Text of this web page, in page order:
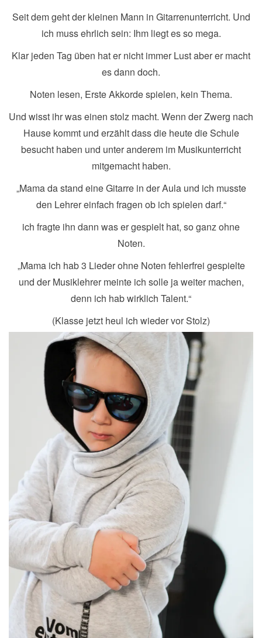
Seit dem geht der kleinen Mann in Gitarrenunterricht. Und
ich muss ehrlich sein: Ihm liegt es so mega.
Klar jeden Tag üben hat er nicht immer Lust aber er macht
es dann doch.
Noten lesen, Erste Akkorde spielen, kein Thema.
Und wisst ihr was einen stolz macht. Wenn der Zwerg nach
Hause kommt und erzählt dass die heute die Schule
besucht haben und unter anderem im Musikunterricht
mitgemacht haben.
„Mama da stand eine Gitarre in der Aula und ich musste
den Lehrer einfach fragen ob ich spielen darf.“
ich fragte ihn dann was er gespielt hat, so ganz ohne
Noten.
„Mama ich hab 3 Lieder ohne Noten fehlerfrei gespielte
und der Musiklehrer meinte ich solle ja weiter machen,
denn ich hab wirklich Talent.“
(Klasse jetzt heul ich wieder vor Stolz)